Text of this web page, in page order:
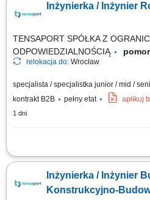
harmonogramem, projektami oraz
zużycia materiałów, sporządzanie
Inżynierka / Inżynier
TENSAPORT SPÓŁKA Z
ODPOWIEDZIALNOŚCIĄ
relokacja do: Wrocław
specjalista / specjalistka junior / mid /
kontrakt B2B
pełny etat aplikuj
1 dni
Zadania: Bezpośrednie nadzorowanie
własnych oraz podwykonawców na
obmiarów, kosztorysów, zestawień
Inżynierka / Inżynier
Konstrukcyjno-